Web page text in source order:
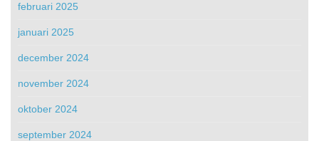
februari 2025
januari 2025
december 2024
november 2024
oktober 2024
september 2024